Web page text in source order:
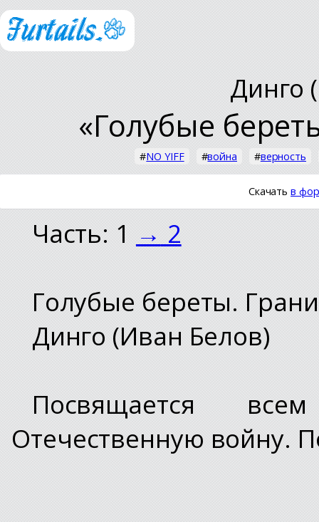
Динго
«Голубые
#NO YIFF #война #верность
Скачатьв
Часть: 1 → 2
Голубые береты.
Динго (Иван Белов)
Посвящается
Отечественную войну.